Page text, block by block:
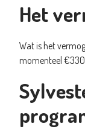
Het
Wat is het
momenteel